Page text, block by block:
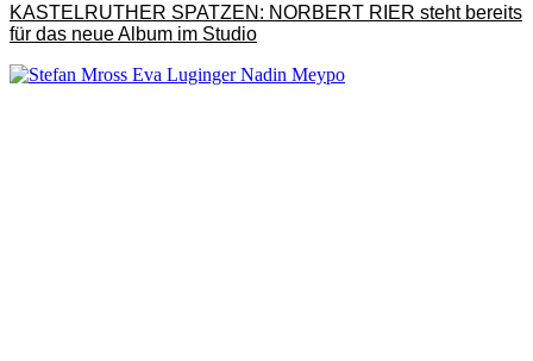
KASTELRUTHER SPATZEN: NORBERT RIER steht bereits
für das neue Album im Studio